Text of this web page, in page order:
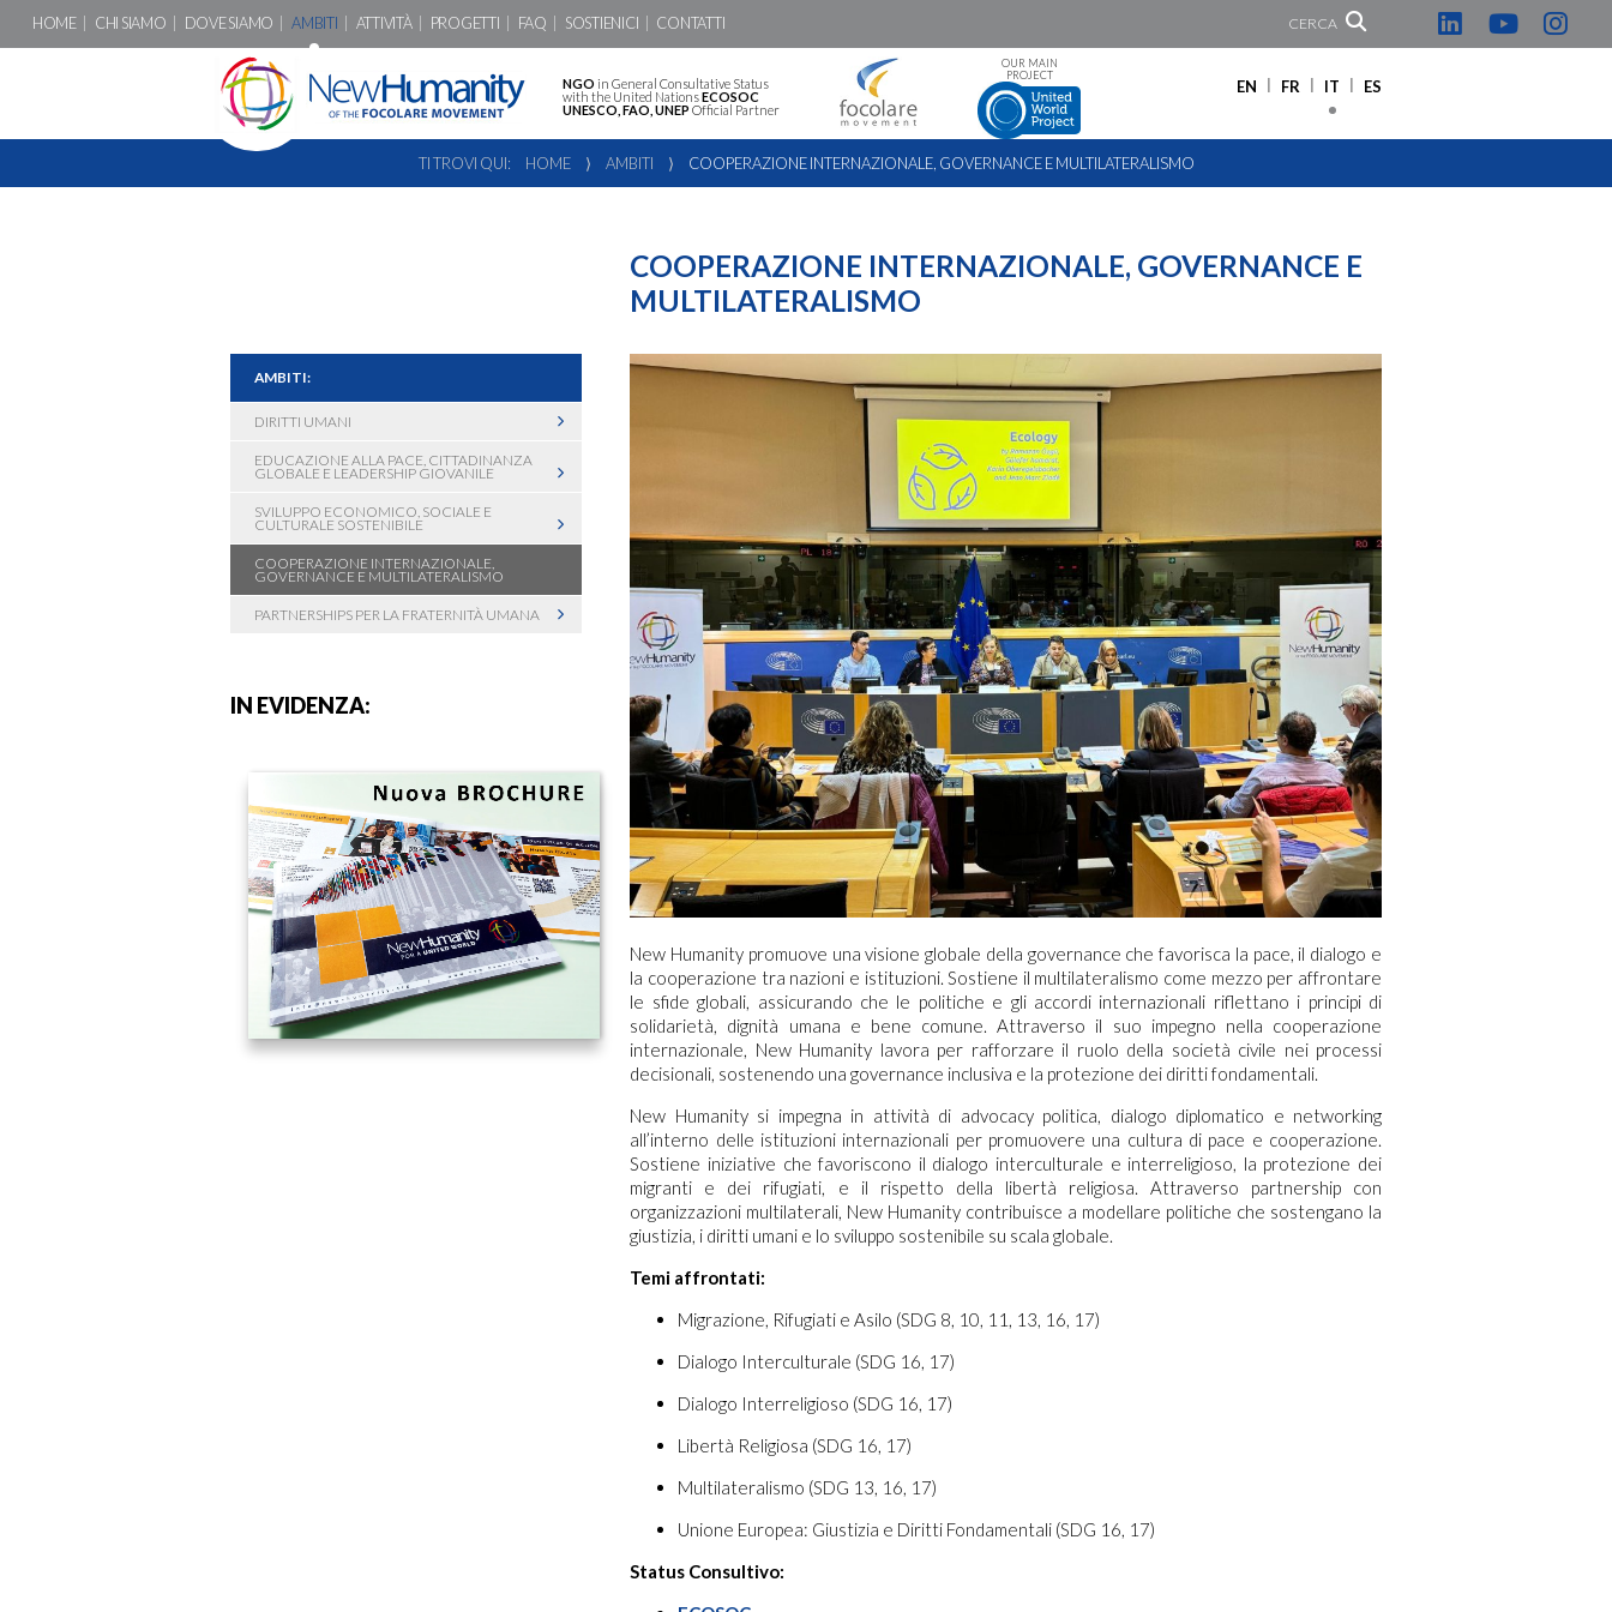
HOME CHI SIAMO DOVE SIAMO AMBITI ATTIVITÀ PROGETTI FAQ SOSTIENICI CONTATTI CERCA
NGO in General Consultative Status
with the United NationsECOSOC
UNESCO, FAO, UNEP Official Partner
OUR MAIN
PROJECT
EN FR IT ES
TI TROVI QUI: HOME ⟩ AMBITI ⟩ COOPERAZIONE INTERNAZIONALE, GOVERNANCE E MULTILATERALISMO
COOPERAZIONE INTERNAZIONALE, GOVERNANCE E
MULTILATERALISMO
AMBITI:
DIRITTI UMANI
EDUCAZIONE ALLA PACE, CITTADINANZA
GLOBALE E LEADERSHIP GIOVANILE
SVILUPPO ECONOMICO, SOCIALE E
CULTURALE SOSTENIBILE
COOPERAZIONE INTERNAZIONALE,
GOVERNANCE E MULTILATERALISMO
PARTNERSHIPS PER LA FRATERNITÀ UMANA
IN EVIDENZA:
New Humanity promuove una visione globale della governance che favorisca la pace, il dialogo e
la cooperazione tra nazioni e istituzioni. Sostiene il multilateralismo come mezzo per affrontare
le sfide globali, assicurando che le politiche e gli accordi internazionali riflettano i principi di
solidarietà, dignità umana e bene comune. Attraverso il suo impegno nella cooperazione
internazionale, New Humanity lavora per rafforzare il ruolo della società civile nei processi
decisionali, sostenendo una governance inclusiva e la protezione dei diritti fondamentali.
New Humanity si impegna in attività di advocacy politica, dialogo diplomatico e networking
all’interno delle istituzioni internazionali per promuovere una cultura di pace e cooperazione.
Sostiene iniziative che favoriscono il dialogo interculturale e interreligioso, la protezione dei
migranti e dei rifugiati, e il rispetto della libertà religiosa. Attraverso partnership con
organizzazioni multilaterali, New Humanity contribuisce a modellare politiche che sostengano la
giustizia, i diritti umani e lo sviluppo sostenibile su scala globale.
Temi affrontati:
Migrazione, Rifugiati e Asilo (SDG 8, 10, 11, 13, 16, 17)
Dialogo Interculturale (SDG 16, 17)
Dialogo Interreligioso (SDG 16, 17)
Libertà Religiosa (SDG 16, 17)
Multilateralismo (SDG 13, 16, 17)
Unione Europea: Giustizia e Diritti Fondamentali (SDG 16, 17)
Status Consultivo: